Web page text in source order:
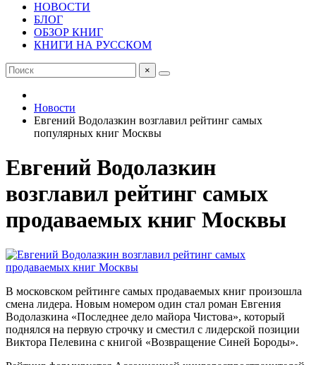
НОВОСТИ
БЛОГ
ОБЗОР КНИГ
КНИГИ НА РУССКОМ
×
Новости
Евгений Водолазкин возглавил рейтинг самых
популярных книг Москвы
Евгений Водолазкин
возглавил рейтинг самых
продаваемых книг Москвы
В московском рейтинге самых продаваемых книг произошла
смена лидера. Новым номером один стал роман Евгения
Водолазкина «Последнее дело майора Чистова», который
поднялся на первую строчку и сместил с лидерской позиции
Виктора Пелевина с книгой «Возвращение Синей Бороды».